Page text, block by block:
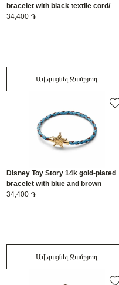
bracelet with black textile cord/
593816C02-20
34,400 ֏
Ավելացնել Զամբյուղ
Disney Toy Story 14k gold-plated
bracelet with blue and brown
leather/ 564605C01-S3
34,400 ֏
Ավելացնել Զամբյուղ